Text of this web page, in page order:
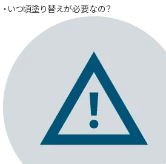
・いつ頃塗り替えが必要なの？